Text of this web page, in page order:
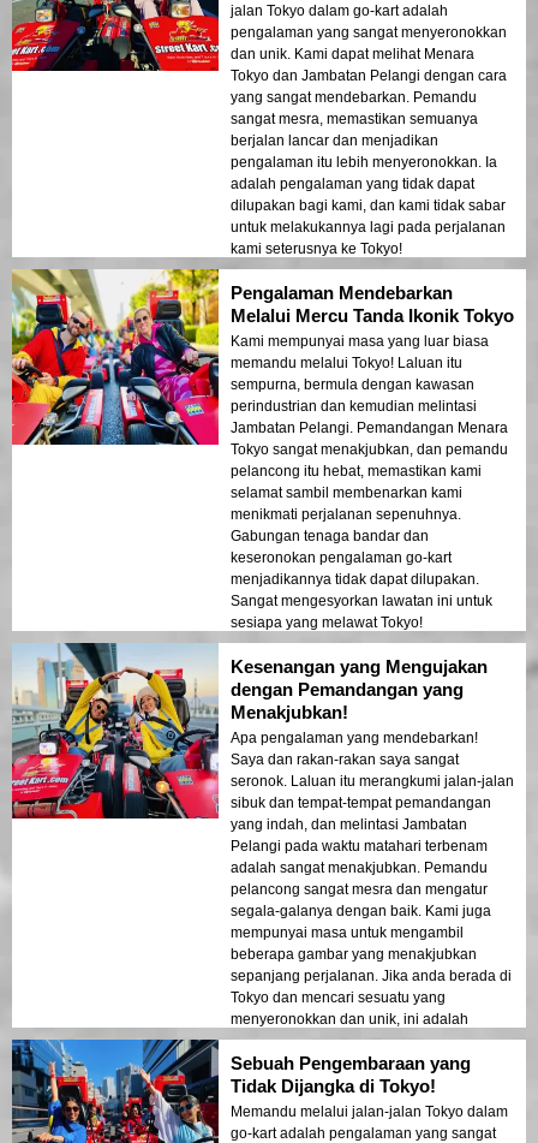
jalan Tokyo dalam go-kart adalah
pengalaman yang sangat menyeronokkan
dan unik. Kami dapat melihat Menara
Tokyo dan Jambatan Pelangi dengan cara
yang sangat mendebarkan. Pemandu
sangat mesra, memastikan semuanya
berjalan lancar dan menjadikan
pengalaman itu lebih menyeronokkan. Ia
adalah pengalaman yang tidak dapat
dilupakan bagi kami, dan kami tidak sabar
untuk melakukannya lagi pada perjalanan
kami seterusnya ke Tokyo!
Pengalaman Mendebarkan
Melalui Mercu Tanda Ikonik Tokyo
Kami mempunyai masa yang luar biasa
memandu melalui Tokyo! Laluan itu
sempurna, bermula dengan kawasan
perindustrian dan kemudian melintasi
Jambatan Pelangi. Pemandangan Menara
Tokyo sangat menakjubkan, dan pemandu
pelancong itu hebat, memastikan kami
selamat sambil membenarkan kami
menikmati perjalanan sepenuhnya.
Gabungan tenaga bandar dan
keseronokan pengalaman go-kart
menjadikannya tidak dapat dilupakan.
Sangat mengesyorkan lawatan ini untuk
sesiapa yang melawat Tokyo!
Kesenangan yang Mengujakan
dengan Pemandangan yang
Menakjubkan!
Apa pengalaman yang mendebarkan!
Saya dan rakan-rakan saya sangat
seronok. Laluan itu merangkumi jalan-jalan
sibuk dan tempat-tempat pemandangan
yang indah, dan melintasi Jambatan
Pelangi pada waktu matahari terbenam
adalah sangat menakjubkan. Pemandu
pelancong sangat mesra dan mengatur
segala-galanya dengan baik. Kami juga
mempunyai masa untuk mengambil
beberapa gambar yang menakjubkan
sepanjang perjalanan. Jika anda berada di
Tokyo dan mencari sesuatu yang
menyeronokkan dan unik, ini adalah
lawatan untuk anda!
Sebuah Pengembaraan yang
Tidak Dijangka di Tokyo!
Memandu melalui jalan-jalan Tokyo dalam
go-kart adalah pengalaman yang sangat